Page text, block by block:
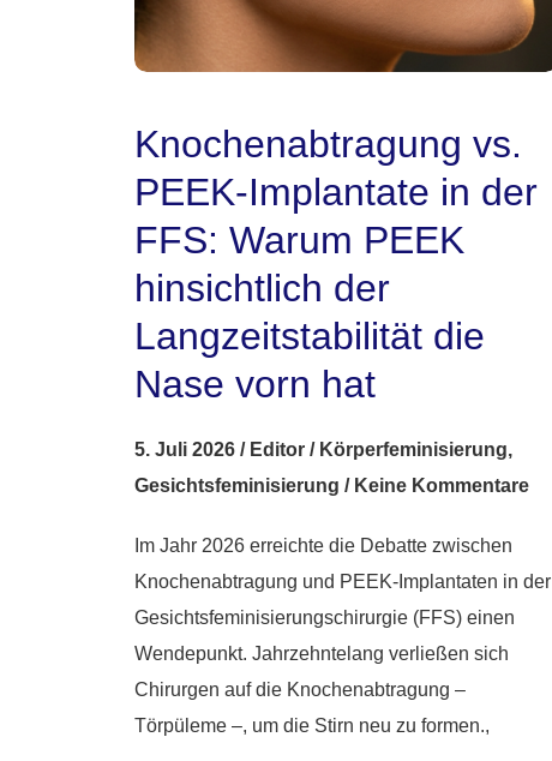
Knochenabtragung vs.
PEEK-Implantate in der
FFS: Warum PEEK
hinsichtlich der
Langzeitstabilität die
Nase vorn hat
5. Juli 2026 / Editor / Körperfeminisierung,
Gesichtsfeminisierung / Keine Kommentare
Im Jahr 2026 erreichte die Debatte zwischen
Knochenabtragung und PEEK-Implantaten in der
Gesichtsfeminisierungschirurgie (FFS) einen
Wendepunkt. Jahrzehntelang verließen sich
Chirurgen auf die Knochenabtragung –
Törpüleme –, um die Stirn neu zu formen.,